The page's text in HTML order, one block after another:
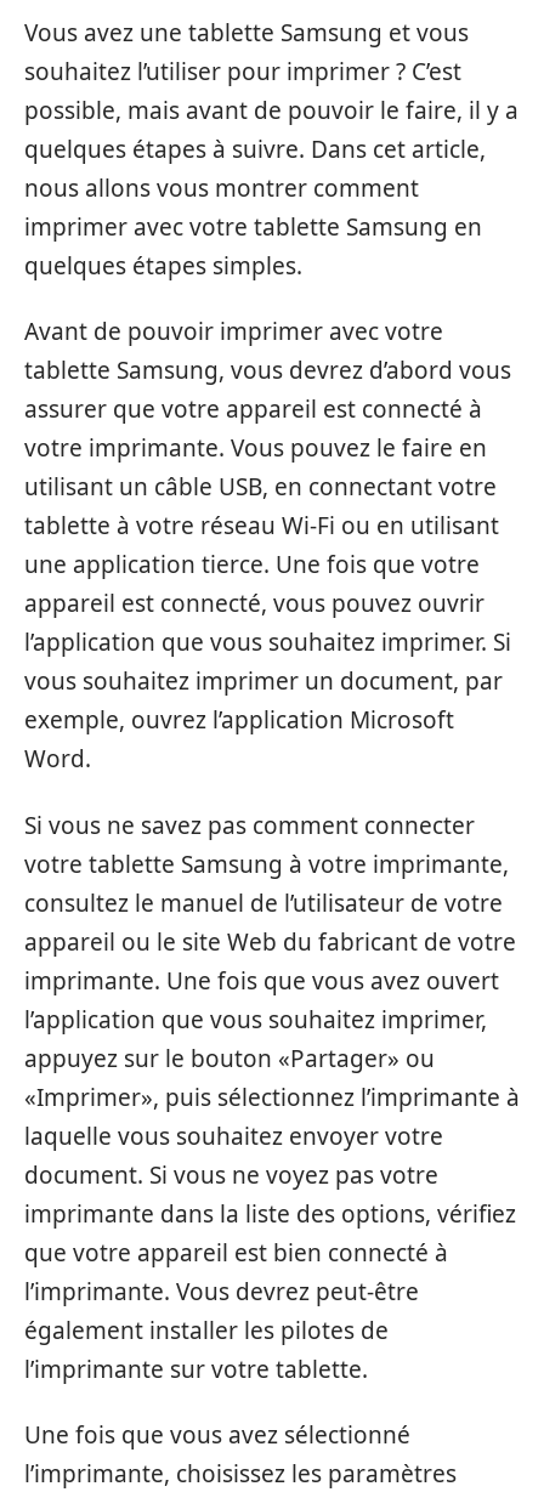
Vous avez une tablette Samsung et vous
souhaitez l’utiliser pour imprimer ? C’est
possible, mais avant de pouvoir le faire, il y a
quelques étapes à suivre. Dans cet article,
nous allons vous montrer comment
imprimer avec votre tablette Samsung en
quelques étapes simples.
Avant de pouvoir imprimer avec votre
tablette Samsung, vous devrez d’abord vous
assurer que votre appareil est connecté à
votre imprimante. Vous pouvez le faire en
utilisant un câble USB, en connectant votre
tablette à votre réseau Wi-Fi ou en utilisant
une application tierce. Une fois que votre
appareil est connecté, vous pouvez ouvrir
l’application que vous souhaitez imprimer. Si
vous souhaitez imprimer un document, par
exemple, ouvrez l’application Microsoft
Word.
Si vous ne savez pas comment connecter
votre tablette Samsung à votre imprimante,
consultez le manuel de l’utilisateur de votre
appareil ou le site Web du fabricant de votre
imprimante. Une fois que vous avez ouvert
l’application que vous souhaitez imprimer,
appuyez sur le bouton «Partager» ou
«Imprimer», puis sélectionnez l’imprimante à
laquelle vous souhaitez envoyer votre
document. Si vous ne voyez pas votre
imprimante dans la liste des options, vérifiez
que votre appareil est bien connecté à
l’imprimante. Vous devrez peut-être
également installer les pilotes de
l’imprimante sur votre tablette.
Une fois que vous avez sélectionné
l’imprimante, choisissez les paramètres